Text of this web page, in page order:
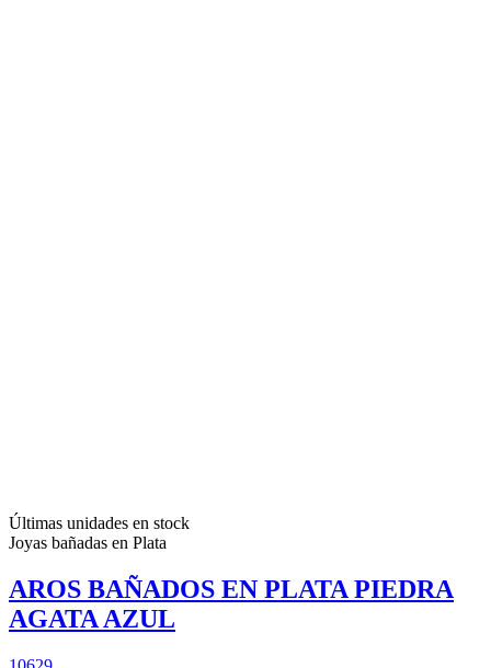
Últimas unidades en stock
Joyas bañadas en Plata
AROS BAÑADOS EN PLATA PIEDRA
AGATA AZUL